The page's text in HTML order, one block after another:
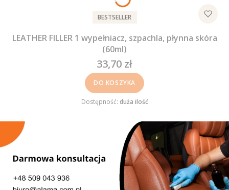
BESTSELLER
LEATHER FILLER 1 wypełniacz, szpachla, płynna skóra
(60ml)
Cena
33,70 zł
DO KOSZYKA
Dostępność: duża ilość